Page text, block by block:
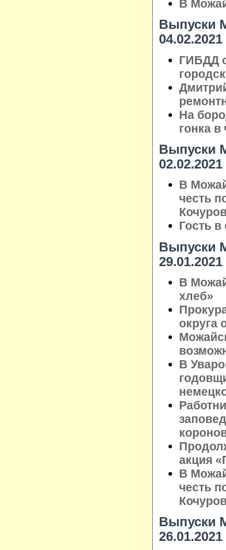
В
Выпуски
04.02.2021
ГИБДД
На
гонка
Выпуски
02.02.2021
В
честь
Гость
Выпуски
29.01.2021
В
хлеб»
округа
В
акция
В
честь
Выпуски
26.01.2021